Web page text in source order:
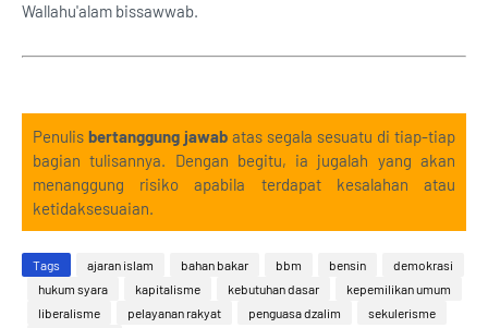
Wallahu'alam bissawwab.
Penulis bertanggung jawab atas segala sesuatu di tiap-tiap
bagian tulisannya. Dengan begitu, ia jugalah yang akan
menanggung risiko apabila terdapat kesalahan atau
ketidaksesuaian.
Tags ajaran islam bahan bakar bbm bensin
demokrasi
hukum syara
kapitalisme kebutuhan dasar
kepemilikan umum
liberalisme
pelayanan rakyat penguasa dzalim
sekulerisme